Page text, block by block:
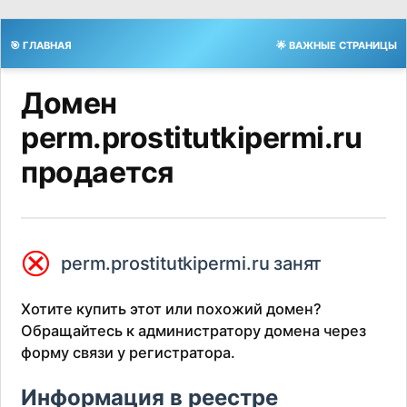
🎯 ГЛАВНАЯ 🌟 ВАЖНЫЕ СТРАНИЦЫ
Домен
perm.prostitutkipermi.ru
продается
⮿ perm.prostitutkipermi.ru занят
Хотите купить этот или похожий домен?
Обращайтесь к администратору домена через
форму связи у регистратора.
Информация в реестре